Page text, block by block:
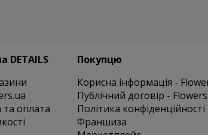
DETAILS
оплата
Покупцю
Корисна інформація -
Публічний договір -
Політика
Франшиза